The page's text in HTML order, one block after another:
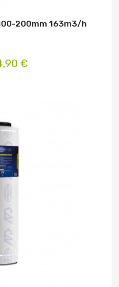
200mm 163m3/h
€